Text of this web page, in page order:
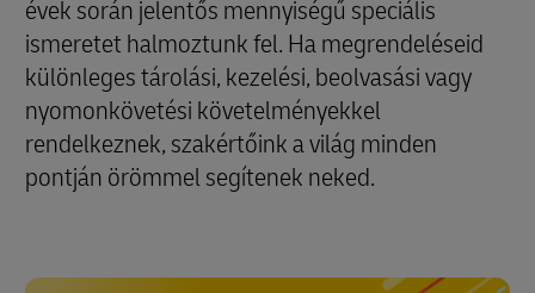
évek során jelentős mennyiségű speciális
ismeretet halmoztunk fel. Ha megrendeléseid
különleges tárolási, kezelési, beolvasási vagy
nyomonkövetési követelményekkel
rendelkeznek, szakértőink a világ minden
pontján örömmel segítenek neked.